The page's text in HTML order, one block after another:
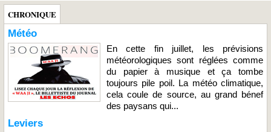
CHRONIQUE
Météo
En cette fin juillet, les prévisions
météorologiques sont réglées comme
du papier à musique et ça tombe
toujours pile poil. La météo climatique,
cela coule de source, au grand bénef
des paysans qui...
Leviers